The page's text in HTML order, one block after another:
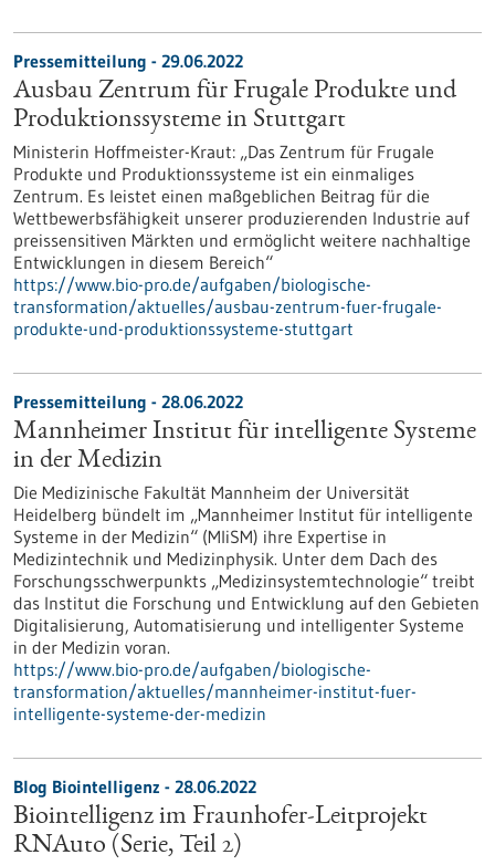
Pressemitteilung - 29.06.2022
Ausbau Zentrum für Frugale Produkte und
Produktionssysteme in Stuttgart
Ministerin Hoffmeister-Kraut: „Das Zentrum für Frugale
Produkte und Produktionssysteme ist ein einmaliges
Zentrum. Es leistet einen maßgeblichen Beitrag für die
Wettbewerbsfähigkeit unserer produzierenden Industrie auf
preissensitiven Märkten und ermöglicht weitere nachhaltige
Entwicklungen in diesem Bereich“
https://www.bio-pro.de/aufgaben/biologische-
transformation/aktuelles/ausbau-zentrum-fuer-frugale-
produkte-und-produktionssysteme-stuttgart
Pressemitteilung - 28.06.2022
Mannheimer Institut für intelligente Systeme
in der Medizin
Die Medizinische Fakultät Mannheim der Universität
Heidelberg bündelt im „Mannheimer Institut für intelligente
Systeme in der Medizin“ (MIiSM) ihre Expertise in
Medizintechnik und Medizinphysik. Unter dem Dach des
Forschungsschwerpunkts „Medizinsystemtechnologie“ treibt
das Institut die Forschung und Entwicklung auf den Gebieten
Digitalisierung, Automatisierung und intelligenter Systeme
in der Medizin voran.
https://www.bio-pro.de/aufgaben/biologische-
transformation/aktuelles/mannheimer-institut-fuer-
intelligente-systeme-der-medizin
Blog Biointelligenz - 28.06.2022
Biointelligenz im Fraunhofer-Leitprojekt
RNAuto (Serie, Teil 2)